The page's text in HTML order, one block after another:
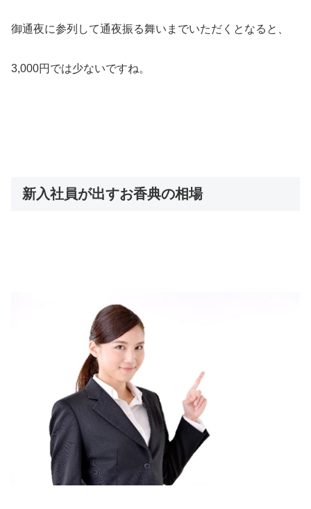
御通夜に参列して通夜振る舞いまでいただくとなると、
3,000円では少ないですね。
新入社員が出すお香典の相場